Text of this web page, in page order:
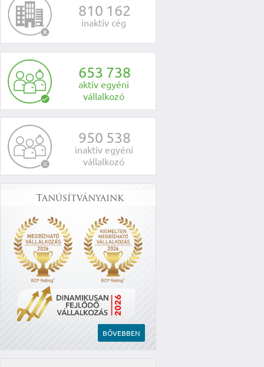
810 162
inaktív cég
653 738
aktív egyéni
vállalkozó
950 538
inaktív egyéni
vállalkozó
Tanúsítványaink
BŐVEBBEN